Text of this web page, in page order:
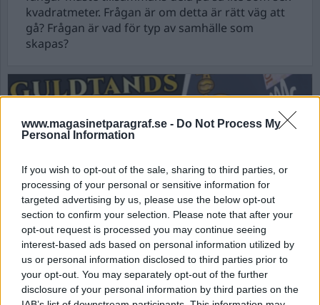
www.magasinetparagraf.se - Do Not Process My
Personal Information
If you wish to opt-out of the sale, sharing to third parties, or
processing of your personal or sensitive information for
targeted advertising by us, please use the below opt-out
section to confirm your selection. Please note that after your
opt-out request is processed you may continue seeing
interest-based ads based on personal information utilized by
us or personal information disclosed to third parties prior to
your opt-out. You may separately opt-out of the further
disclosure of your personal information by third parties on the
kvadratmeter. Frågan är om detta är rätt väg att
gå? Frågan är vad för typ av samhälle som
skapas?
”Kan jag som mörk
adopterad gå med i
NMR?”